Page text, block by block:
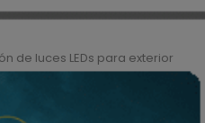
de luces LEDs para exterior